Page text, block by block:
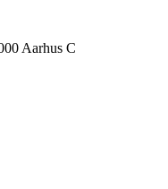
Aarhus C